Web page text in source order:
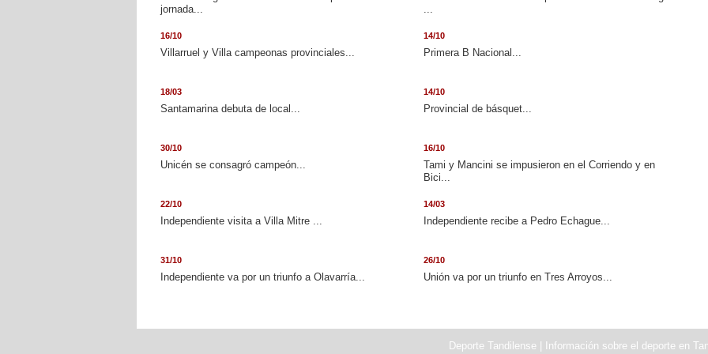
jornada...
...
16/10
Villarruel y Villa campeonas provinciales...
14/10
Primera B Nacional...
18/03
Santamarina debuta de local...
14/10
Provincial de básquet...
30/10
Unicén se consagró campeón...
16/10
Tami y Mancini se impusieron en el Corriendo y en
Bici...
22/10
Independiente visita a Villa Mitre ...
14/03
Independiente recibe a Pedro Echague...
31/10
Independiente va por un triunfo a Olavarría...
26/10
Unión va por un triunfo en Tres Arroyos...
Deporte Tandilense | Información sobre el deporte en